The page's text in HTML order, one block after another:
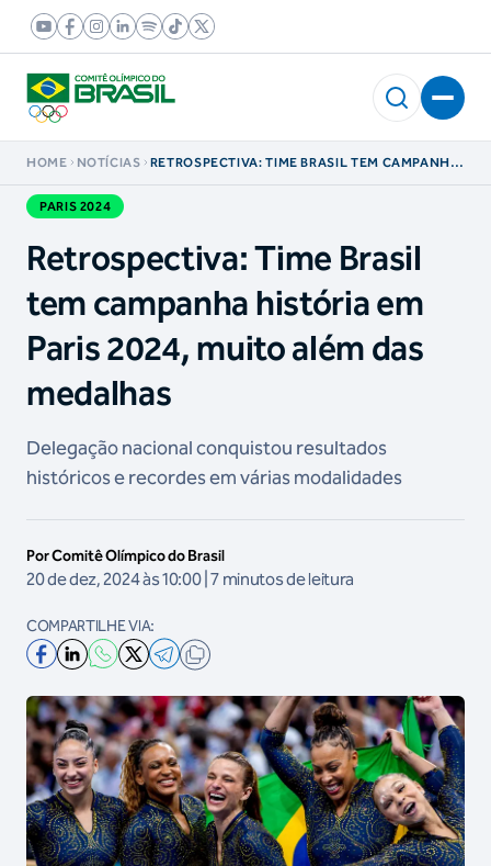
HOME NOTÍCIAS
RETROSPECTIVA: TIME BRASIL TEM CAMPANHA
PARIS 2024
Retrospectiva: Time Brasil
tem campanha história em
Paris 2024, muito além das
medalhas
Delegação nacional conquistou resultados
históricos e recordes em várias modalidades
Por Comitê Olímpico do Brasil
20 de dez, 2024 às 10:00 | 7 minutos de leitura
COMPARTILHE VIA: